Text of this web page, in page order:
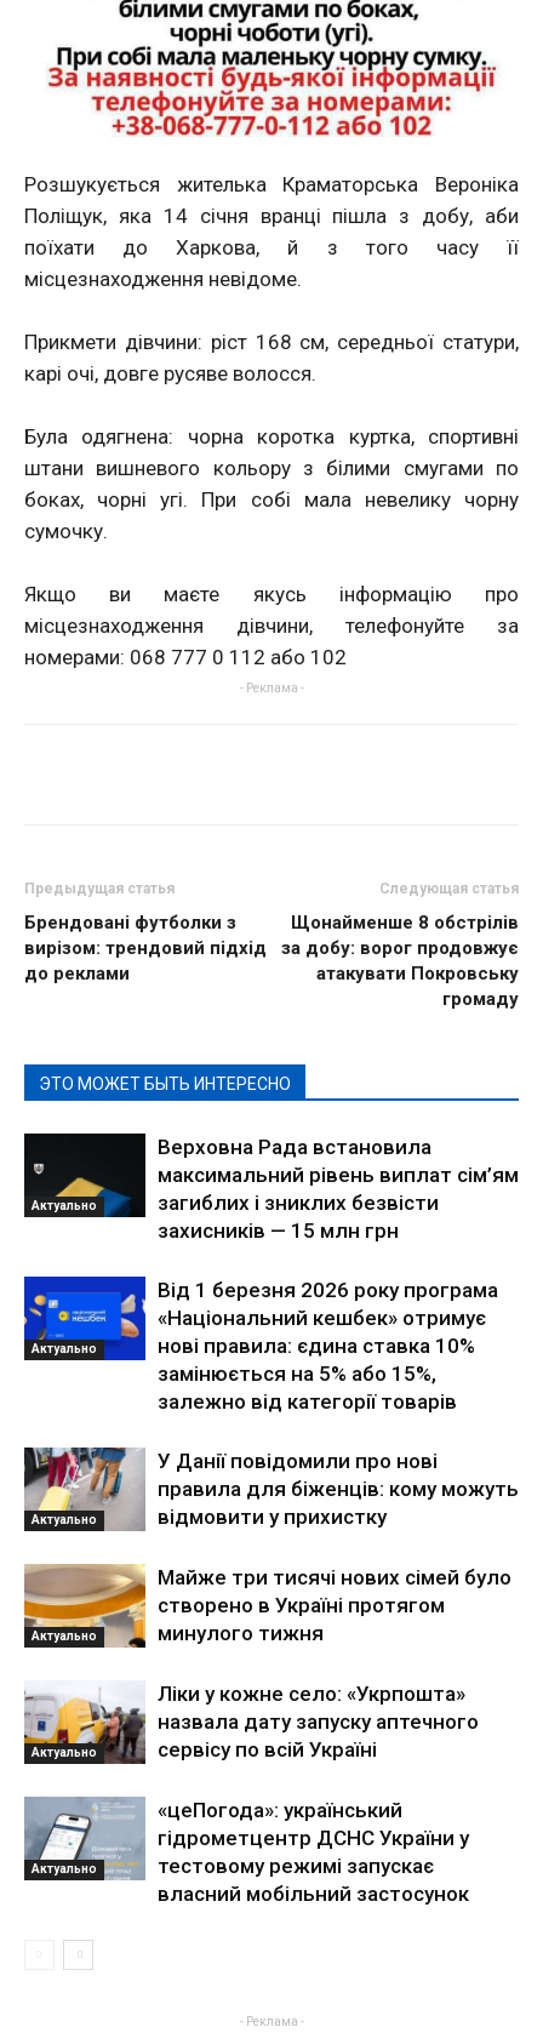
Розшукується жителька Краматорська Вероніка
Поліщук, яка 14 січня вранці пішла з добу, аби
поїхати до Харкова, й з того часу її
місцезнаходження невідоме.
Прикмети дівчини: ріст 168 см, середньої статури,
карі очі, довге русяве волосся.
Була одягнена: чорна коротка куртка, спортивні
штани вишневого кольору з білими смугами по
боках, чорні угі. При собі мала невелику чорну
сумочку.
Якщо ви маєте якусь інформацію про
місцезнаходження дівчини, телефонуйте за
номерами: 068 777 0 112 або 102
- Реклама -
Предыдущая статья
Брендовані футболки з
вирізом: трендовий підхід
до реклами
Следующая статья
Щонайменше 8 обстрілів
за добу: ворог продовжує
атакувати Покровську
громаду
ЭТО МОЖЕТ БЫТЬ ИНТЕРЕСНО
Актуально
Верховна Рада встановила
максимальний рівень виплат сім’ям
загиблих і зниклих безвісти
захисників — 15 млн грн
Актуально
Від 1 березня 2026 року програма
«Національний кешбек» отримує
нові правила: єдина ставка 10%
замінюється на 5% або 15%,
залежно від категорії товарів
Актуально
У Данії повідомили про нові
правила для біженців: кому можуть
відмовити у прихистку
Актуально
Майже три тисячі нових сімей було
створено в Україні протягом
минулого тижня
Актуально
Ліки у кожне село: «Укрпошта»
назвала дату запуску аптечного
сервісу по всій Україні
Актуально
«цеПогода»: український
гідрометцентр ДСНС України у
тестовому режимі запускає
власний мобільний застосунок
- Реклама -